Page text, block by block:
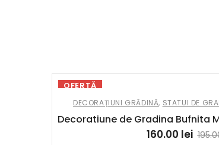
OFERTĂ
DECORAȚIUNI GRĂDINĂ, STATUI DE
Decoratiune de Gradina Bufnita
160.00 lei